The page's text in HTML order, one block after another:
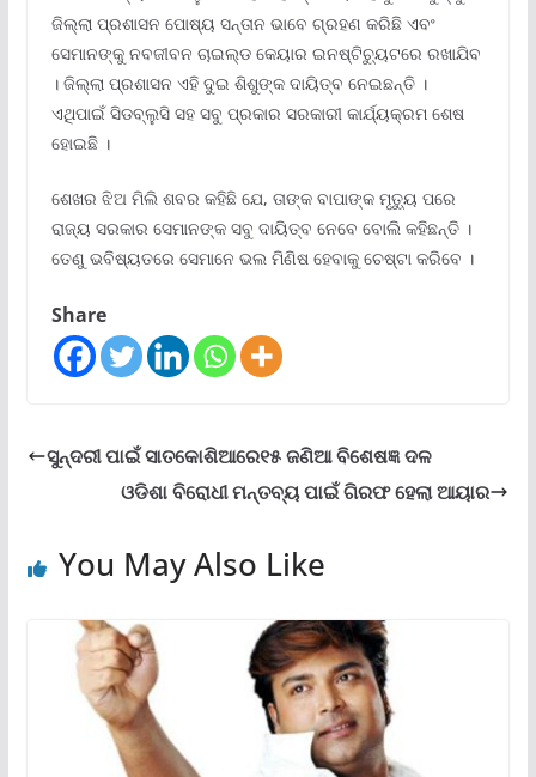
ଜିଲ୍ଲା ପ୍ରଶାସନ ପୋଷ୍ୟ ସନ୍ତାନ ଭାବେ ଗ୍ରହଣ କରିଛି ଏବଂ
ସେମାନଙ୍କୁ ନବଜୀବନ ଚାଇଲ୍ଡ କେୟାର ଇନଷ୍ଟିଚ୍ୟୁଟରେ ରଖାଯିବ
। ଜିଲ୍ଲା ପ୍ରଶାସନ ଏହି ଦୁଇ ଶିଶୁଙ୍କ ଦାୟିତ୍ବ ନେଇଛନ୍ତି ।
ଏଥିପାଇଁ ସିଡବ୍ଲୁସି ସହ ସବୁ ପ୍ରକାର ସରକାରୀ କାର୍ଯ୍ୟକ୍ରମ ଶେଷ
ହୋଇଛି ।
ଶେଖର ଝିଅ ମିଲି ଶବର କହିଛି ଯେ, ତାଙ୍କ ବାପାଙ୍କ ମୃତ୍ୟୁ ପରେ
ରାଜ୍ୟ ସରକାର ସେମାନଙ୍କ ସବୁ ଦାୟିତ୍ବ ନେବେ ବୋଲି କହିଛନ୍ତି ।
ତେଣୁ ଭବିଷ୍ୟତରେ ସେମାନେ ଭଲ ମିଣିଷ ହେବାକୁ ଚେଷ୍ଟା କରିବେ ।
Share
ସୁନ୍ଦରୀ ପାଇଁ ସାତକୋଶିଆରେ୧୫ ଜଣିଆ ବିଶେଷଜ୍ଞ ଦଳ
ଓଡିଶା ବିରୋଧୀ ମନ୍ତବ୍ୟ ପାଇଁ ଗିରଫ ହେଲା ଆୟାର
You May Also Like